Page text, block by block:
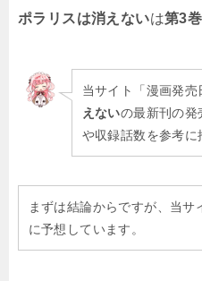
ポラリスは消えないは第3
当サイト「漫画発売
えないの最新刊の発
や収録話数を参考に
まずは結論からですが、当サ
に予想しています。